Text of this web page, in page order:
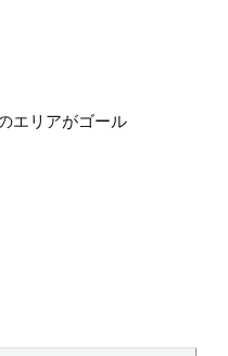
エリアがゴール